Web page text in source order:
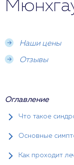
Наши цены
Отзывы
Оглавление
Что такое
Основные
Как проходит